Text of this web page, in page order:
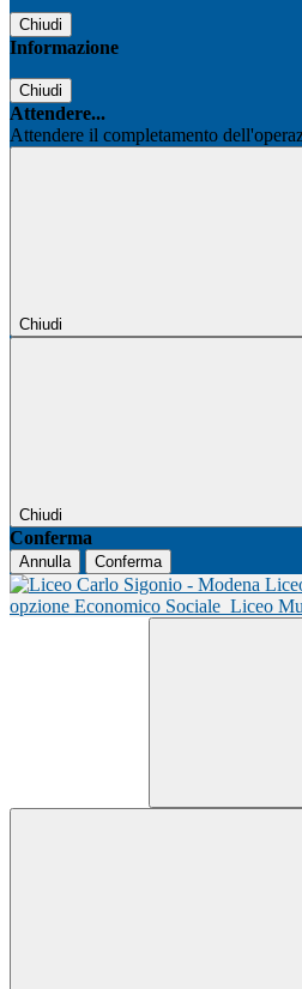
Chiudi
Informazione
Chiudi
Attendere...
Attendere il completamento
Chiudi
Chiudi
Conferma
Annulla Conferma
opzione Economico Sociale Liceo